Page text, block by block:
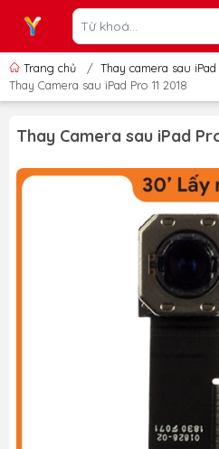
Trang chủ / Thay camera sau iPad
Thay Camera sau iPad Pro 11 2018
Thay Camera sau iPad